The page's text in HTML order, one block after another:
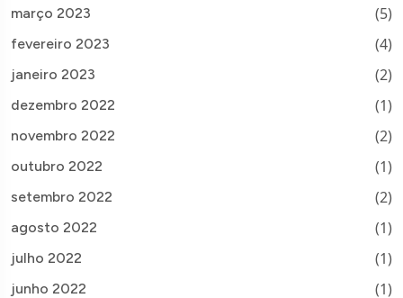
março 2023 (5)
fevereiro 2023 (4)
janeiro 2023 (2)
dezembro 2022 (1)
novembro 2022 (2)
outubro 2022 (1)
setembro 2022 (2)
agosto 2022 (1)
julho 2022 (1)
junho 2022 (1)